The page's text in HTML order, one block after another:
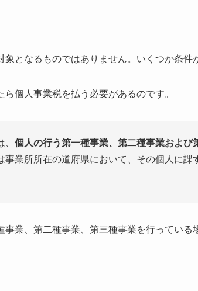
となるものではありません。いくつか条件
個人事業税を払う必要があるのです。
個人の行う第一種事業、第二種事業および
業所所在の道府県において、その個人に課
業、第二種事業、第三種事業を行っている